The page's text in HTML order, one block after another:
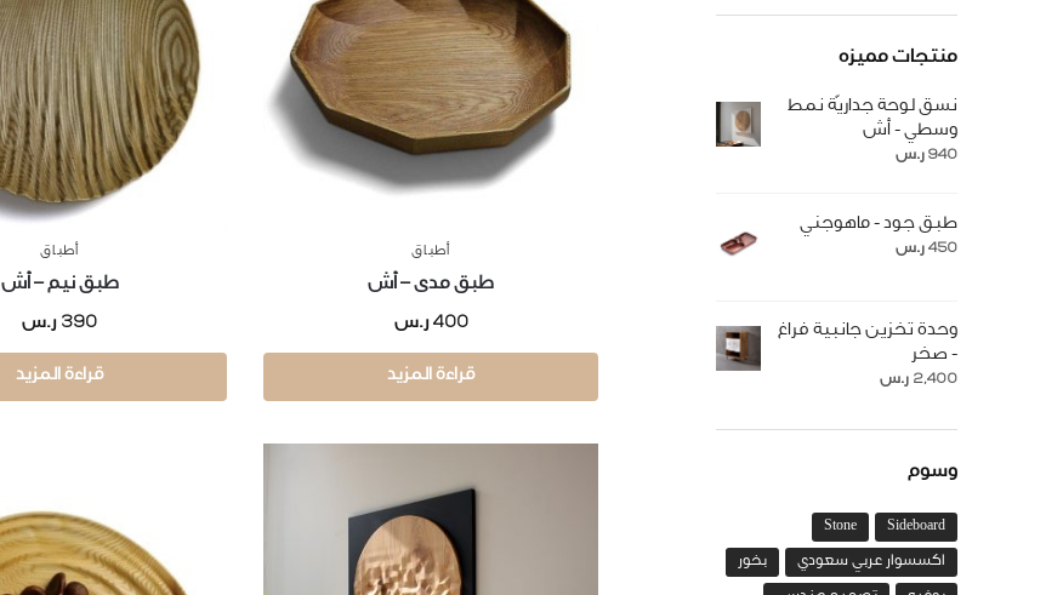
أطباق
طبق مدى – أش
400 ر.س
قراءة المزيد
أطباق
طبق نيم – أش
390 ر.س
قراءة المزيد
منتجات مميزه
نسق لوحة جداريّة نمط
وسطي - أش
940 ر.س
طبق جود - ماهوجني
450 ر.س
وحدة تخزين جانبية فراغ
- صخر
2,400 ر.س
وسوم
Sideboard
Stone
اكسسوار عربي سعودي بخور